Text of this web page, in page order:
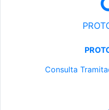
Consulta